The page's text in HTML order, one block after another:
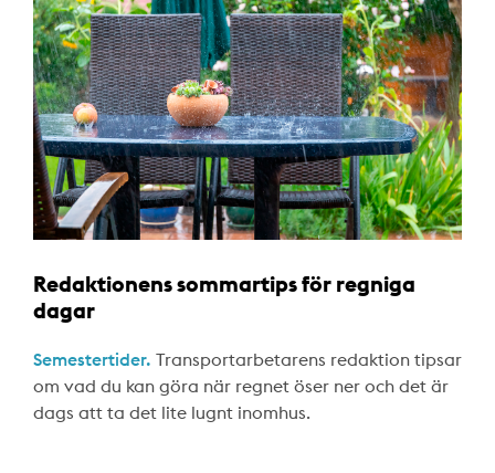
Redaktionens sommartips för regniga
dagar
Semestertider. Transportarbetarens redaktion tipsar
om vad du kan göra när regnet öser ner och det är
dags att ta det lite lugnt inomhus.